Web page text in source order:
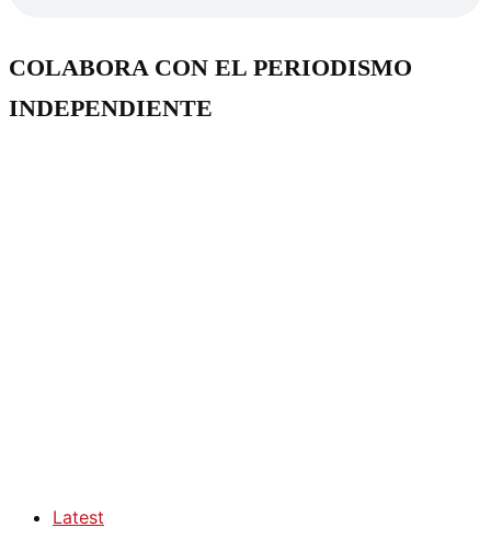
COLABORA CON EL PERIODISMO
INDEPENDIENTE
Latest